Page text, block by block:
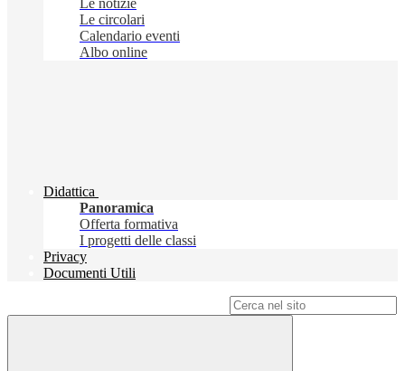
Le notizie
Le circolari
Calendario eventi
Albo online
Didattica
Panoramica
Offerta formativa
I progetti delle classi
Privacy
Documenti Utili